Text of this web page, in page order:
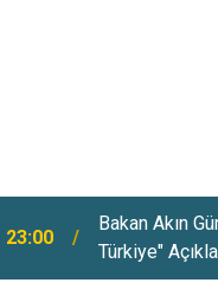
Bakan Akın
Türkiye"
22:36
YENİ Parti,
Bağış Tutarını